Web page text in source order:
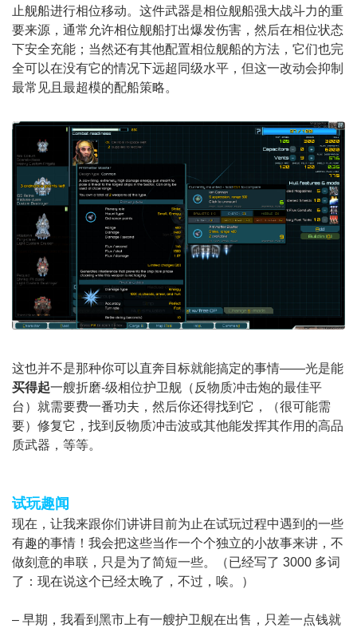
止舰船进行相位移动。这件武器是相位舰船强大战斗力的重
要来源，通常允许相位舰船打出爆发伤害，然后在相位状态
下安全充能；当然还有其他配置相位舰船的方法，它们也完
全可以在没有它的情况下远超同级水平，但这一改动会抑制
最常见且最超模的配船策略。
这也并不是那种你可以直奔目标就能搞定的事情——光是能
买得起一艘折磨-级相位护卫舰（反物质冲击炮的最佳平
台）就需要费一番功夫，然后你还得找到它，（很可能需
要）修复它，找到反物质冲击波或其他能发挥其作用的高品
质武器，等等。
试玩趣闻
现在，让我来跟你们讲讲目前为止在试玩过程中遇到的一些
有趣的事情！我会把这些当作一个个独立的小故事来讲，不
做刻意的串联，只是为了简短一些。（已经写了 3000 多词
了：现在说这个已经太晚了，不过，唉。）
– 早期，我看到黑市上有一艘护卫舰在出售，只差一点钱就